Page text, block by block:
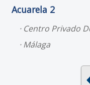
Acuarela 2
Centro Privado
Málaga